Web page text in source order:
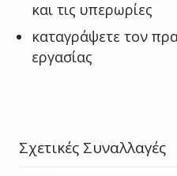
και τις υπερωρίες
καταγράψετε τον
εργασίας
Σχετικές Συναλλαγές